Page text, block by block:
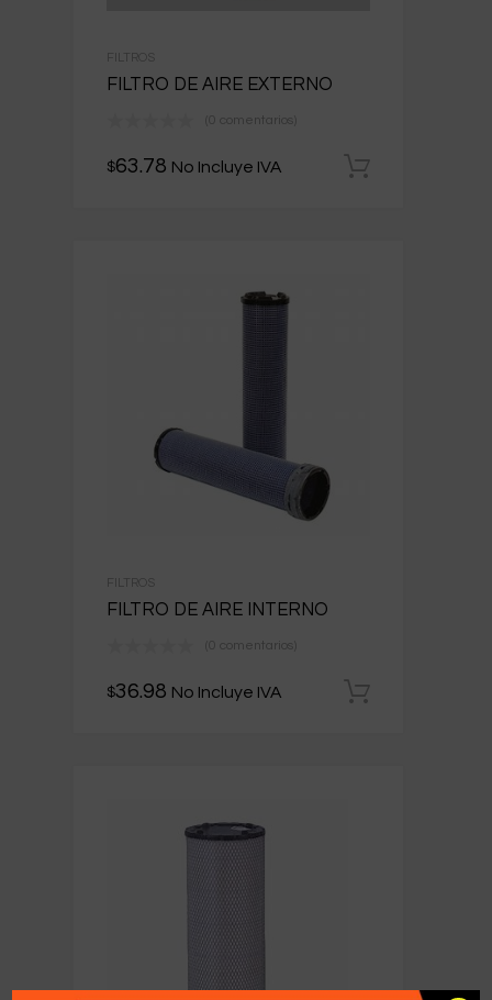
FILTRO DE AIRE EXTERNO
(0 comentarios)
$63.78 No Incluye IVA
FILTRO DE AIRE INTERNO
(0 comentarios)
$36.98 No Incluye IVA